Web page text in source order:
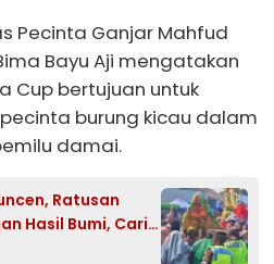
Pecinta Ganjar Mahfud
Bayu Aji mengatakan
Cup bertujuan untuk
burung kicau dalam
damai.
Ratusan
Hasil Bumi, Cari